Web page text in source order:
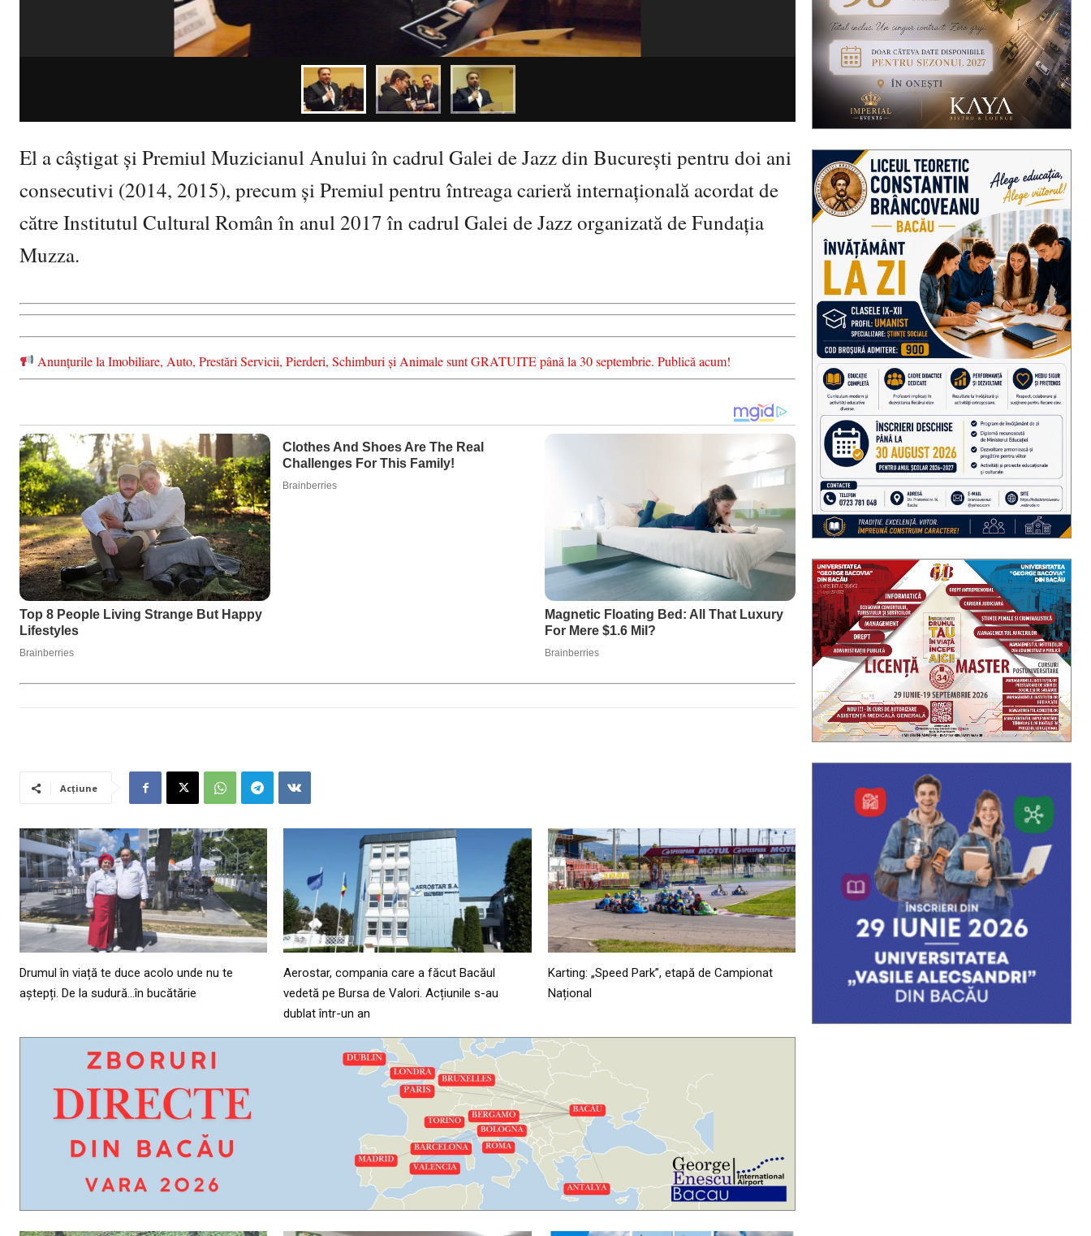
El a câștigat și Premiul Muzicianul Anului în cadrul Galei de Jazz din București pentru doi ani
consecutivi (2014, 2015), precum și Premiul pentru întreaga carieră internaţională acordat de
către Institutul Cultural Român în anul 2017 în cadrul Galei de Jazz organizată de Fundaţia
Muzza.
Anunțurile la Imobiliare, Auto, Prestări Servicii, Pierderi, Schimburi și Animale sunt GRATUITE până la 30 septembrie. Publică acum!
Acțiune
Drumul în viață te duce acolo unde nu te
aștepți. De la sudură…în bucătărie
Aerostar, compania care a făcut Bacăul
vedetă pe Bursa de Valori. Acțiunile s-au
dublat într-un an
Karting: „Speed Park”, etapă de Campionat
Național